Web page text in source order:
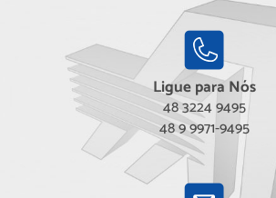
Ligue para Nós
48 3224 9495
48 9 9971-9495